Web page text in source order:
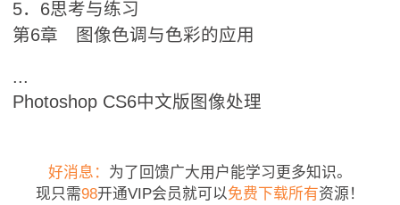
5．6思考与练习
第6章 图像色调与色彩的应用
...
Photoshop CS6中文版图像处理
好消息： 为了回馈广大用户能学习更多知识。
现只需98开通VIP会员就可以免费下载所有资源！